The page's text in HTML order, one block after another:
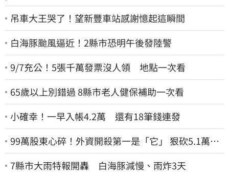
吊車大王哭了！望新豐車站感謝憶起這瞬間
白海豚颱風逼近！2縣市恐明午後發陸警
9/7充公！5張千萬發票沒人領 地點一次看
65歲以上別錯過 8縣市老人健保補助一次看
小確幸！一早入帳4.2萬 還有18筆錢連發
99萬股東心碎！外資開殺第一是「它」 狠砍5.1萬張
股價重挫近5%
7縣市大雨特報開轟 白海豚減慢、雨炸3天